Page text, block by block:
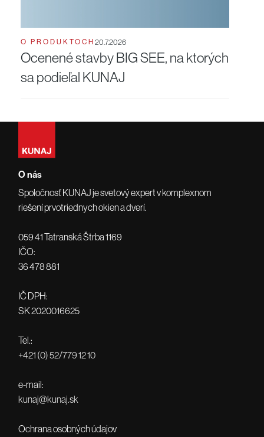
O PRODUKTOCH20.7.2026
Ocenené stavby BIG SEE, na ktorých
sa podieľal KUNAJ
O nás
Spoločnosť KUNAJ je svetový expert v komplexnom
riešení prvotriednych okien a dverí.
059 41 Tatranská Štrba 1169
IČO:
36 478 881
IČ DPH:
SK 2020016625
Tel.:
+421 (0) 52/779 12 10
e-mail:
kunaj@kunaj.sk
Ochrana osobných údajov